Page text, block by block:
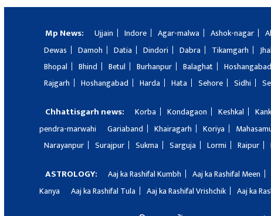
Mp News: Ujjain Indore Agar-malwa Ashok-nagar
Dewas
Damoh Datia Dindori Dabra Tikamgarh
Bhopal
Bhind Betul Burhanpur Balaghat Hoshangabad
Rajgarh
Hoshangabad Harda Hata Sehore Sidhi
Chhattisgarh news: Korba Kondagaon Keshkal
pendra-marwahi
Gariaband Khairagarh Koriya
Narayanpur
Surajpur Sukma Sarguja Lormi Raipur
ASTROLOGY: Aaj ka Rashifal Kumbh Aaj ka Rashifal Meen
Kanya
Aaj ka Rashifal Tula Aaj ka Rashifal Vrishchik Aaj ka